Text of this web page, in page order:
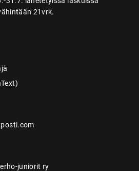
21vrk.
juniorit ry